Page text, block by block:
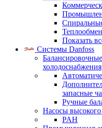
Показать
Системы Danfoss
холодоснабжения
запасные
Ручные
Насосы
PAH